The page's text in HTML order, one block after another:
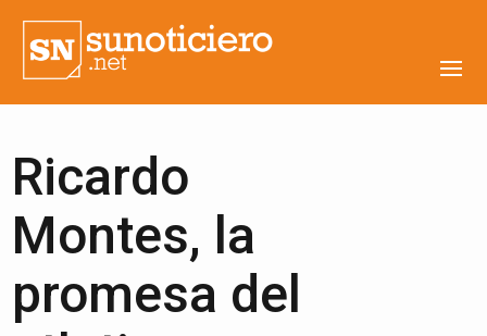
Ricardo
Montes, la
promesa del